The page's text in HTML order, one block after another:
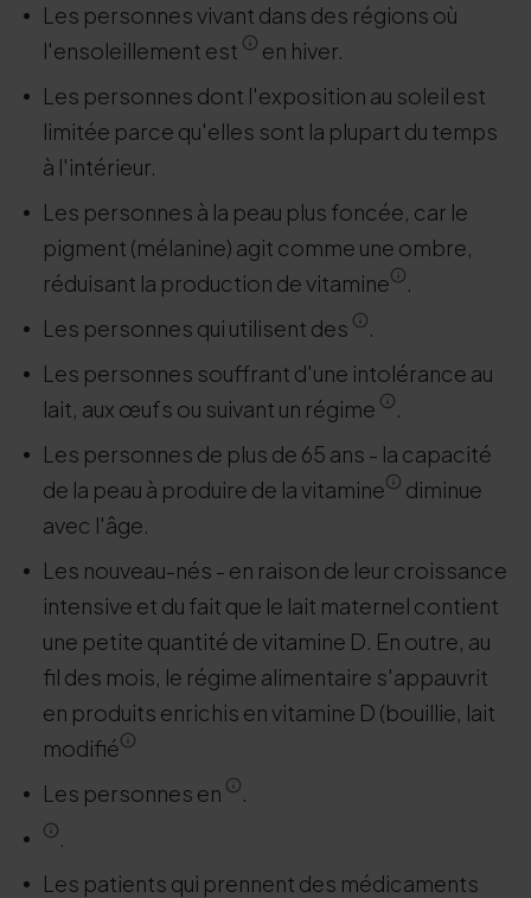
Les personnes vivant dans des régions où
l'ensoleillement est
en hiver.
Les personnes dont l'exposition au soleil est
limitée parce qu'elles sont la plupart du temps
à l'intérieur.
Les personnes à la peau plus foncée, car le
pigment (mélanine) agit comme une ombre,
réduisant la production de vitamine
.
Les personnes qui utilisent des
.
Les personnes souffrant d'une intolérance au
lait, aux œufs ou suivant un régime
.
Les personnes de plus de 65 ans - la capacité
de la peau à produire de la vitamine
diminue
avec l'âge.
Les nouveau-nés - en raison de leur croissance
intensive et du fait que le lait maternel contient
une petite quantité de vitamine D. En outre, au
fil des mois, le régime alimentaire s'appauvrit
en produits enrichis en vitamine D (bouillie, lait
modifié
Les personnes en
.
.
Les patients qui prennent des médicaments